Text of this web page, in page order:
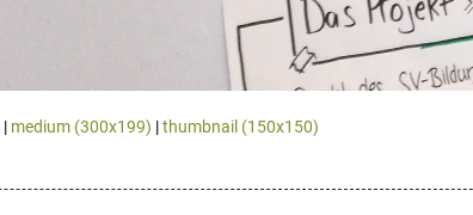
| medium (300x199) |thumbnail (150x150)